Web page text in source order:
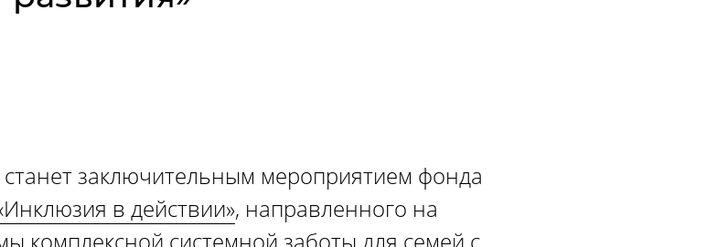
заключительным мероприятием фонда
в действии», направленного на